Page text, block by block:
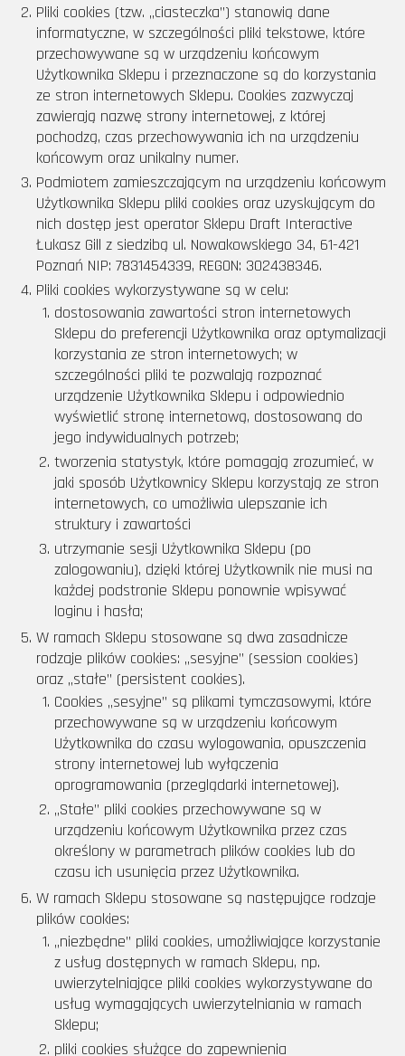
Pliki cookies (tzw. „ciasteczka”) stanowią dane
informatyczne, w szczególności pliki tekstowe, które
przechowywane są w urządzeniu końcowym
Użytkownika Sklepu i przeznaczone są do korzystania
ze stron internetowych Sklepu. Cookies zazwyczaj
zawierają nazwę strony internetowej, z której
pochodzą, czas przechowywania ich na urządzeniu
końcowym oraz unikalny numer.
Podmiotem zamieszczającym na urządzeniu końcowym
Użytkownika Sklepu pliki cookies oraz uzyskującym do
nich dostęp jest operator Sklepu Draft Interactive
Łukasz Gill z siedzibą ul. Nowakowskiego 34, 61-421
Poznań NIP: 7831454339, REGON: 302438346.
Pliki cookies wykorzystywane są w celu:
dostosowania zawartości stron internetowych
Sklepu do preferencji Użytkownika oraz optymalizacji
korzystania ze stron internetowych; w
szczególności pliki te pozwalają rozpoznać
urządzenie Użytkownika Sklepu i odpowiednio
wyświetlić stronę internetową, dostosowaną do
jego indywidualnych potrzeb;
tworzenia statystyk, które pomagają zrozumieć, w
jaki sposób Użytkownicy Sklepu korzystają ze stron
internetowych, co umożliwia ulepszanie ich
struktury i zawartości
utrzymanie sesji Użytkownika Sklepu (po
zalogowaniu), dzięki której Użytkownik nie musi na
każdej podstronie Sklepu ponownie wpisywać
loginu i hasła;
W ramach Sklepu stosowane są dwa zasadnicze
rodzaje plików cookies: „sesyjne” (session cookies)
oraz „stałe” (persistent cookies).
Cookies „sesyjne” są plikami tymczasowymi, które
przechowywane są w urządzeniu końcowym
Użytkownika do czasu wylogowania, opuszczenia
strony internetowej lub wyłączenia
oprogramowania (przeglądarki internetowej).
„Stałe” pliki cookies przechowywane są w
urządzeniu końcowym Użytkownika przez czas
określony w parametrach plików cookies lub do
czasu ich usunięcia przez Użytkownika.
W ramach Sklepu stosowane są następujące rodzaje
plików cookies:
„niezbędne” pliki cookies, umożliwiające korzystanie
z usług dostępnych w ramach Sklepu, np.
uwierzytelniające pliki cookies wykorzystywane do
usług wymagających uwierzytelniania w ramach
Sklepu;
pliki cookies służące do zapewnienia